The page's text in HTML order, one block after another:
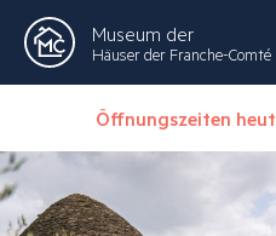
Museum der
Häuser der Franche-Comté
Öffnungszeiten